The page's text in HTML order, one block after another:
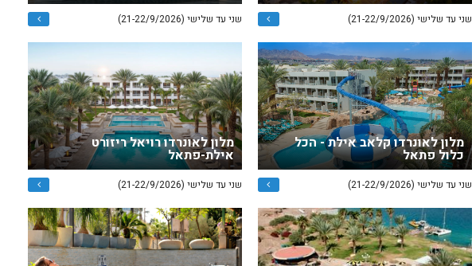
שני עד שלישי (21-22/9/2026) שני עד שלישי (21-22/9/2026)
מלון לאונרדו קלאב אילת - הכל
כלול פתאל
שני עד שלישי (21-22/9/2026)
מלון לאונרדו רויאל ריזורט
אילת-פתאל
שני עד שלישי (21-22/9/2026)